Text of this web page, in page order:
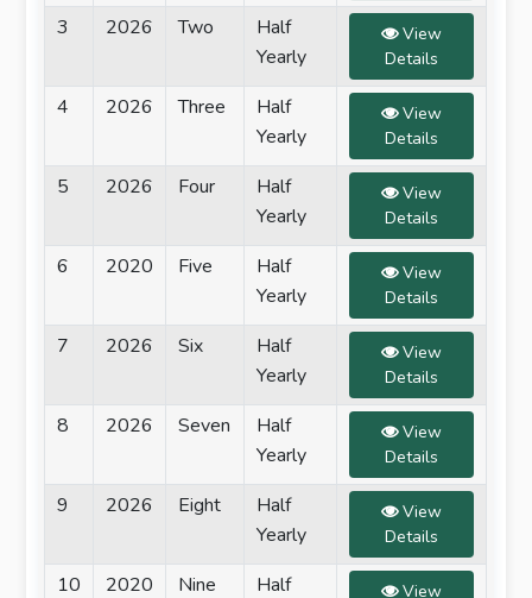
3 2026 Two
Half
Yearly
View
Details
4 2026 Three
Half
Yearly
View
Details
5 2026 Four
Half
Yearly
View
Details
6 2020 Five
Half
Yearly
View
Details
7 2026 Six
Half
Yearly
View
Details
8 2026 Seven
Half
Yearly
View
Details
9 2026 Eight
Half
Yearly
View
Details
10 2020 Nine Half View